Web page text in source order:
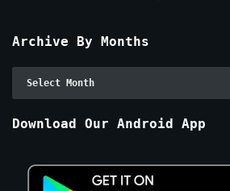
Archive By Months
Download Our Android App